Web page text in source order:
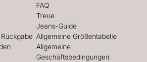
FAQ
Treue
Jeans-Guide
Allgemeine Größentabelle
Allgemeine
Geschäftsbedingungen